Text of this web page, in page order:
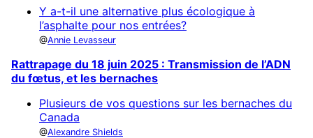
Y a-t-il une alternative plus écologique à
l’asphalte pour nos entrées?
Annie Levasseur
Rattrapage du 18 juin 2025 : Transmission de l’ADN
du fœtus, et les bernaches
Plusieurs de vos questions sur les bernaches du
Canada
Alexandre Shields